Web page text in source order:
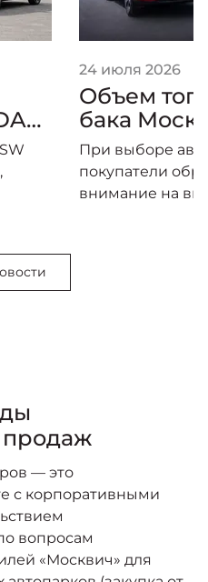
24 июля 2026
Объем
бака
При выборе
покупатели
внимание на
продаж
— это
с корпоративными
вопросам
«Москвич» для